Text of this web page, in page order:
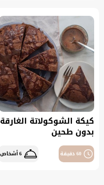
كيكة الشوكولاتة الغارقة
بدون طحين
60 دقيقة 6 أشخاص